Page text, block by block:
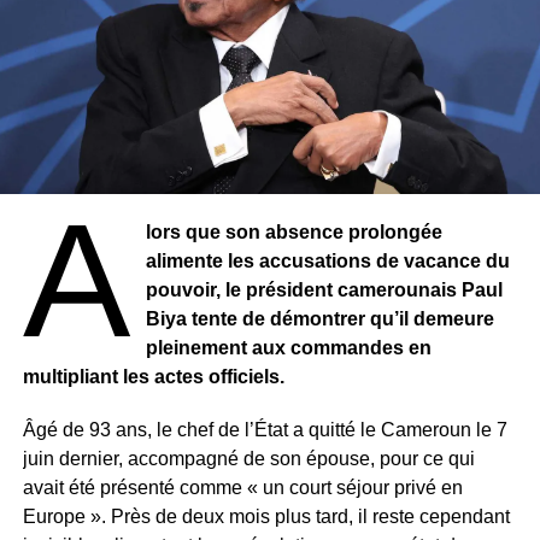
guinéenne depuis le coup d’État de septembre 2021 en
Guinée, qui avait porté Mamadi Doumbouya au pouvoir
après le renversement de l’ancien président Alpha
Condé. Depuis, le général a dirigé la transition avant
d’être élu président en décembre dernier.
Cependant, son départ a suscité de vives réactions au
Guinée (FVG), regroupant partis politiques et
organisations de la société civile, appelle les « patriotes »
à « mettre fin à la dictature ».
Le collectif accuse le régime de gouverner « par la terreur
», dénonçant des atteintes aux libertés publiques, des
arrestations d’opposants, des disparitions forcées, ainsi
que le musellement de la presse et la dissolution de
plusieurs partis politiques. Les FVG contestent également
les dernières élections présidentielle et législatives,
qu’elles qualifient de « mascarade ».
A
lors que son absence prolongée
alimente les accusations de vacance du
pouvoir, le président camerounais Paul
Biya tente de démontrer qu’il demeure
pleinement aux commandes en
multipliant les actes officiels.
Âgé de 93 ans, le chef de l’État a quitté le Cameroun le 7
juin dernier, accompagné de son épouse, pour ce qui
avait été présenté comme « un court séjour privé en
Europe ». Près de deux mois plus tard, il reste cependant